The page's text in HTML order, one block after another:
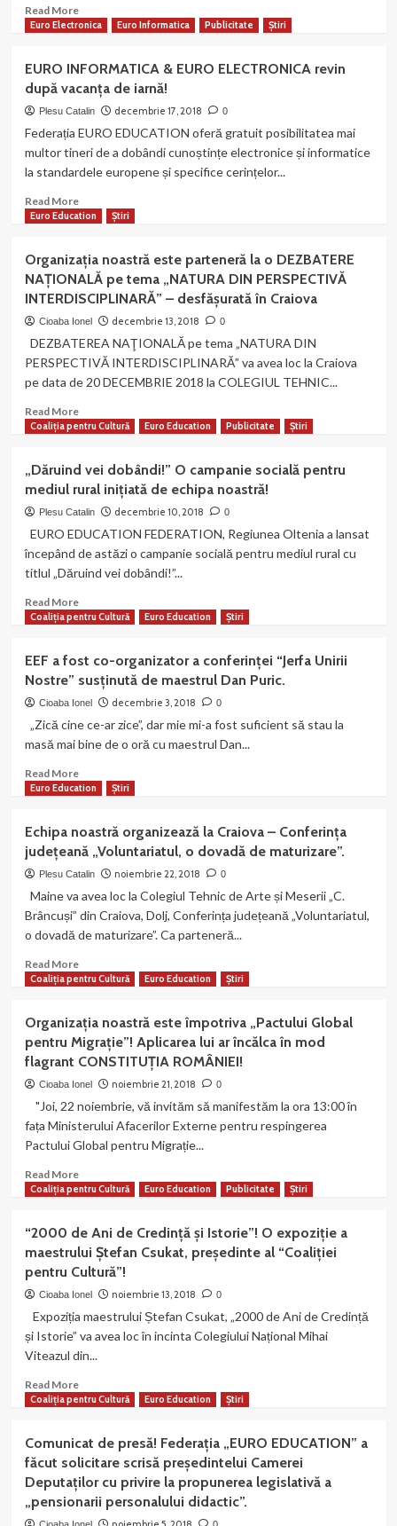
aducă
zâmbetul
buzele
a
de
copii
defavorizați
din
și
Ilfov.
Read MoreRead
more
Oltenia:
Localitatea
Iezureni,
județul
a
fost
pentru
campania
„Dăruind
vei
dobândi!”
Euro Electronica Euro Informatica Publicitate Știri
EURO INFORMATICA & EURO ELECTRONICA revin
după vacanța de iarnă!
Plesu Catalin decembrie 17, 2018 0
Federația EURO EDUCATION oferă gratuit posibilitatea mai
multor tineri de a dobândi cunoștințe electronice și informatice
la standardele europene și specifice cerințelor...
Read MoreRead
more
INFORMATICA
&
EURO
ELECTRONICA
după
vacanța
de
Euro Education Știri
Organizația noastră este parteneră la o DEZBATERE
NAŢIONALĂ pe tema „NATURA DIN PERSPECTIVĂ
INTERDISCIPLINARĂ” – desfășurată în Craiova
Cioaba Ionel decembrie 13, 2018 0
DEZBATEREA NAŢIONALĂ pe tema „NATURA DIN
PERSPECTIVĂ INTERDISCIPLINARĂ” va avea loc la Craiova
pe data de 20 DECEMBRIE 2018 la COLEGIUL TEHNIC...
Read MoreRead
more
noastră
este
parteneră
la
DEZBATERE
NAŢIONALĂ
tema
„NATURA
PERSPECTIVĂ
INTERDISCIPLINARĂ”
în
Craiova
Coaliția pentru Cultură Euro Education Publicitate Știri
„Dăruind vei dobândi!” O campanie socială pentru
mediul rural inițiată de echipa noastră!
Plesu Catalin decembrie 10, 2018 0
EURO EDUCATION FEDERATION, Regiunea Oltenia a lansat
începând de astăzi o campanie socială pentru mediul rural cu
titlul „Dăruind vei dobândi!”...
Read MoreRead
more
vei
dobândi!”
O
pentru
rural
echipa
noastră!
Coaliția pentru Cultură Euro Education Știri
EEF a fost co-organizator a conferinței “Jerfa Unirii
Nostre” susținută de maestrul Dan Puric.
Cioaba Ionel decembrie 3, 2018 0
„Zică cine ce-ar zice”, dar mie mi-a fost suficient să stau la
masă mai bine de o oră cu maestrul Dan...
Read MoreRead
more
a
fost
co-
organizator
conferinței
“Jerfa
Nostre”
susținută
maestrul
Dan
Puric.
Euro Education Știri
Echipa noastră organizează la Craiova – Conferința
județeană „Voluntariatul, o dovadă de maturizare”.
Plesu Catalin noiembrie 22, 2018 0
Maine va avea loc la Colegiul Tehnic de Arte și Meserii „C.
Brâncuși” din Craiova, Dolj, Conferința județeană „Voluntariatul,
o dovadă de maturizare”. Ca parteneră...
Read MoreRead
more
noastră
organizează
la
Craiova
Conferința
județeană
„Voluntariatul,
dovadă
de
Coaliția pentru Cultură Euro Education Știri
Organizația noastră este împotriva „Pactului Global
pentru Migrație”! Aplicarea lui ar încălca în mod
flagrant CONSTITUȚIA ROMÂNIEI!
Cioaba Ionel noiembrie 21, 2018 0
"Joi, 22 noiembrie, vă invităm să manifestăm la ora 13:00 în
fața Ministerului Afacerilor Externe pentru respingerea
Pactului Global pentru Migrație...
Read MoreRead
more
noastră
este
împotriva
„Pactului
pentru
Migrație”!
Aplicarea
ar
încălca
mod
flagrant
CONSTITUȚIA
ROMÂNIEI!
Coaliția pentru Cultură Euro Education Publicitate Știri
“2000 de Ani de Credință și Istorie”! O expoziție a
maestrului Ștefan Csukat, președinte al “Coaliției
pentru Cultură”!
Cioaba Ionel noiembrie 13, 2018 0
Expoziția maestrului Ștefan Csukat, „2000 de Ani de Credință
și Istorie” va avea loc în incinta Colegiului Național Mihai
Viteazul din...
Read MoreRead
more
de
Ani
de
Credință
Coaliția pentru Cultură Euro Education Știri
Comunicat de presă! Federația „EURO EDUCATION” a
făcut solicitare scrisă președintelui Camerei
Deputaților cu privire la propunerea legislativă a
„pensionarii personalului didactic”.